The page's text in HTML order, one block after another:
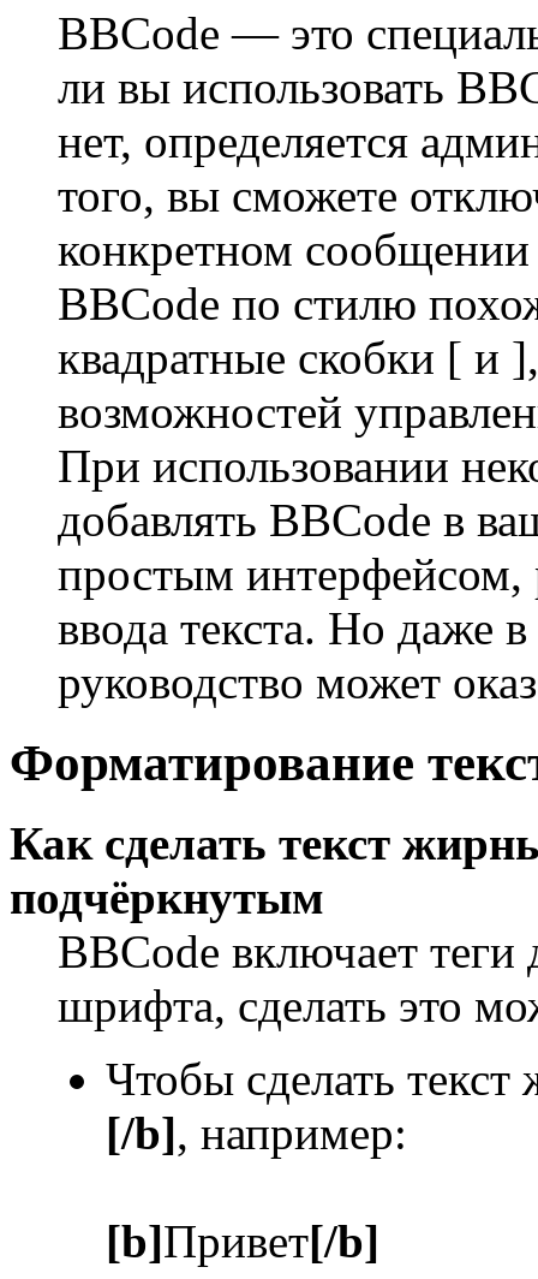
BBCode — это
ли вы использовать
нет, определяется
того, вы сможете
конкретном
BBCode по стилю
квадратные скобки [ и
возможностей
При использовании
добавлять BBCode в
простым
ввода текста. Но даже
руководство может
Форматирование
Как сделать текст
подчёркнутым
BBCode включает теги
шрифта, сделать это
Чтобы сделать
[/b], например:
[b]Привет[/b]